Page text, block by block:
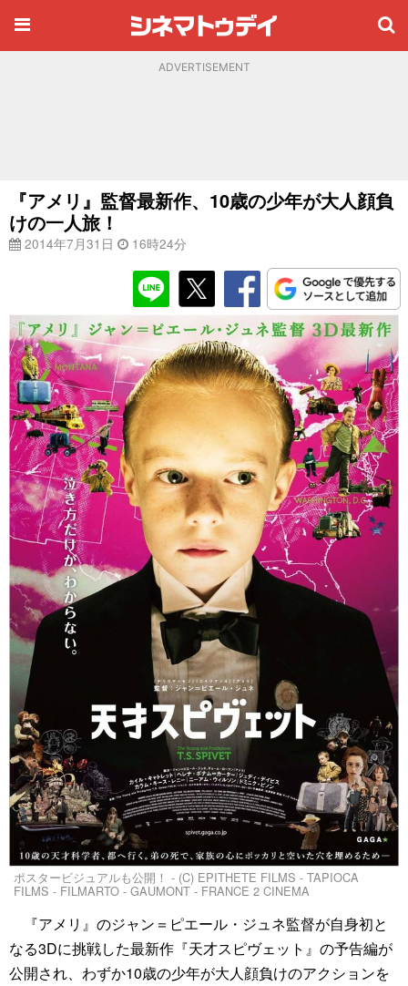
ADVERTISEMENT
『アメリ』監督最新作、10歳の少年が大人顔負
けの一人旅！
2014年7月31日 16時24分
ポスタービジュアルも公開！ - (C) EPITHETE FILMS - TAPIOCA
FILMS - FILMARTO - GAUMONT - FRANCE 2 CINEMA
『アメリ』のジャン＝ピエール・ジュネ監督が自身初と
なる3Dに挑戦した最新作『天才スピヴェット』の予告編が
公開され、わずか10歳の少年が大人顔負けのアクションを